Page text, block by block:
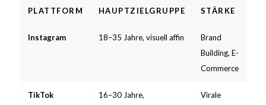
PLATTFORM HAUPTZIELGRUPPE STÄRKE
Instagram 18–35 Jahre, visuell affin
Brand
Building, E-
Commerce
TikTok
16–30 Jahre,
Virale